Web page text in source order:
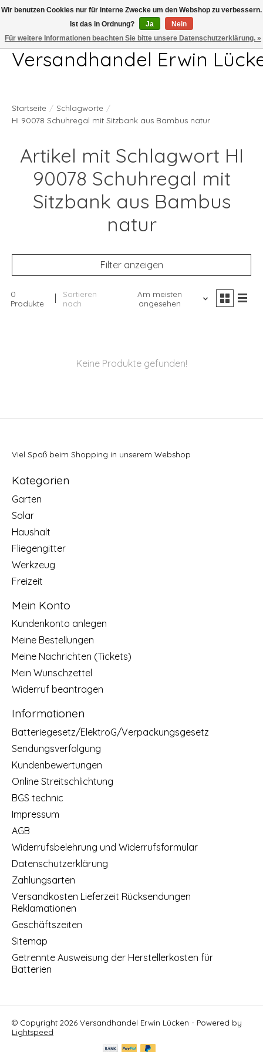
Telefon 04407 715872 MO-DO 7.00-17.00Uhr FR 7.00-13.00Uhr
Versandhandel Erwin
Startseite / Schlagworte /
HI 90078 Schuhregal mit Sitzbank aus Bambus natur
Artikel mit Schlagwort HI
90078 Schuhregal mit
Sitzbank aus Bambus
natur
Filter anzeigen
0
Produkte
Sortieren
nach
Am meisten
angesehen
Keine Produkte gefunden!
Viel Spaß beim Shopping in unserem Webshop
Kategorien
Garten
Solar
Haushalt
Fliegengitter
Werkzeug
Freizeit
Mein Konto
Kundenkonto anlegen
Meine Bestellungen
Meine Nachrichten (Tickets)
Mein Wunschzettel
Widerruf beantragen
Informationen
Batteriegesetz/ElektroG/Verpackungsgesetz
Sendungsverfolgung
Kundenbewertungen
Online Streitschlichtung
BGS technic
Impressum
AGB
Widerrufsbelehrung und Widerrufsformular
Datenschutzerklärung
Zahlungsarten
Versandkosten Lieferzeit Rücksendungen
Reklamationen
Geschäftszeiten
Sitemap
Getrennte Ausweisung der Herstellerkosten für
Batterien
© Copyright 2026 Versandhandel Erwin Lücken - Powered by
Lightspeed
Wir benutzen Cookies nur für interne Zwecke um den Webshop zu verbessern.
Ist das in Ordnung?
Ja
Nein
Für weitere Informationen beachten Sie bitte unsere Datenschutzerklärung. »